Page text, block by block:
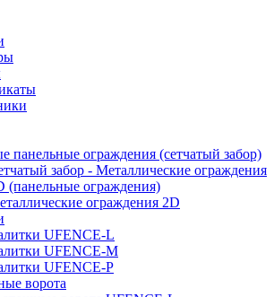
панельные ограждения (сетчатый забор)
забор - Металлические ограждения
(панельные ограждения)
ограждения 2D
UFENCE-L
UFENCE-M
UFENCE-P
ворота